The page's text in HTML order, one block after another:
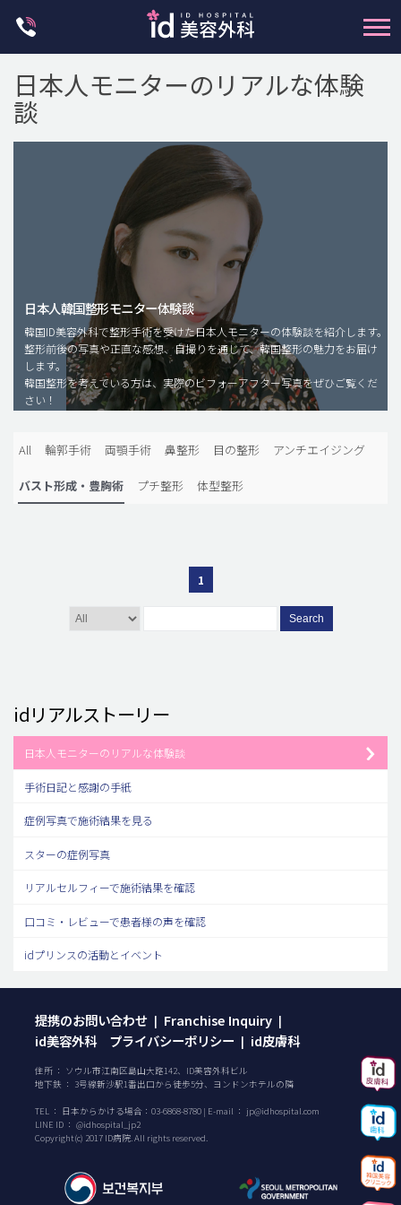
二重・目元整形
脂肪注入(アンチエイジング)
豊胸手術・バストアップ
プチ整形
idリアルストーリー
日本人モニターのリアルな体験
談
日本人韓国整形モニター体験談
韓国ID美容外科で整形手術を受けた日本人モニターの体験談を紹介します。
整形前後の写真や正直な感想、自撮りを通じて、韓国整形の魅力をお届け
します。
韓国整形を考えている方は、実際のビフォーアフター写真をぜひご覧くだ
さい！
All 輪郭手術 両顎手術 鼻整形 目の整形 アンチエイジング
バスト形成・豊胸術 プチ整形 体型整形
1
Search
idリアルストーリー
日本人モニターのリアルな体験談
手術日記と感謝の手紙
症例写真で施術結果を見る
スターの症例写真
リアルセルフィーで施術結果を確認
口コミ・レビューで患者様の声を確認
idプリンスの活動とイベント
提携のお問い合わせ | Franchise Inquiry |
id美容外科 プライバシーポリシー | id皮膚科
住所 ： ソウル市江南区島山大路142、ID美容外科ビル
地下鉄 ： 3号線新沙駅1番出口から徒歩5分、ヨンドンホテルの隣
TEL ： 日本からかける場合： 03-6868-8780 | E-mail ： jp@idhospital.com
LINE ID ： @idhospital_jp2
Copyright(c) 2017 ID病院. All rights reserved.